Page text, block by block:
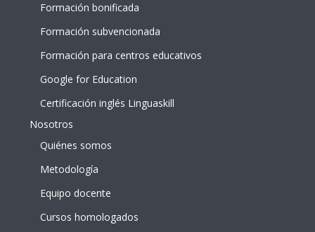
Formación bonificada
Formación subvencionada
Formación para centros educativos
Google for Education
Certificación inglés Linguaskill
Nosotros
Quiénes somos
Metodología
Equipo docente
Cursos homologados